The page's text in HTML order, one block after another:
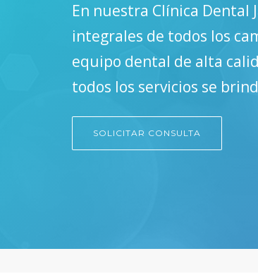
En nuestra Clínica Dental
integrales de todos los
equipo dental de alta
todos los servicios se
SOLICITAR CONSULTA